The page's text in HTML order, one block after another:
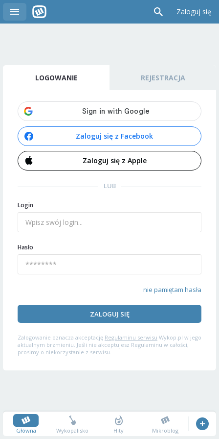
Zaloguj się
LOGOWANIE REJESTRACJA
Zaloguj się z Facebook
Zaloguj się z Apple
LUB
Login
Hasło
nie pamiętam hasła
ZALOGUJ SIĘ
Zalogowanie oznacza akceptację Regulaminu serwisu Wykop.pl w jego
aktualnym brzmieniu. Jeśli nie akceptujesz Regulaminu w całości,
prosimy o niekorzystanie z serwisu.
Główna Wykopalisko Hity Mikroblog